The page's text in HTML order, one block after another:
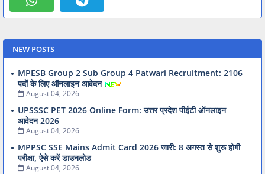
NEW POSTS
MPESB Group 2 Sub Group 4 Patwari Recruitment: 2106
पदों के लिए ऑनलाइन आवेदन
August 04, 2026
UPSSSC PET 2026 Online Form: उत्तर प्रदेश पीईटी ऑनलाइन
आवेदन 2026
August 04, 2026
MPPSC SSE Mains Admit Card 2026 जारी: 8 अगस्त से शुरू होगी
परीक्षा, ऐसे करें डाउनलोड
August 04, 2026